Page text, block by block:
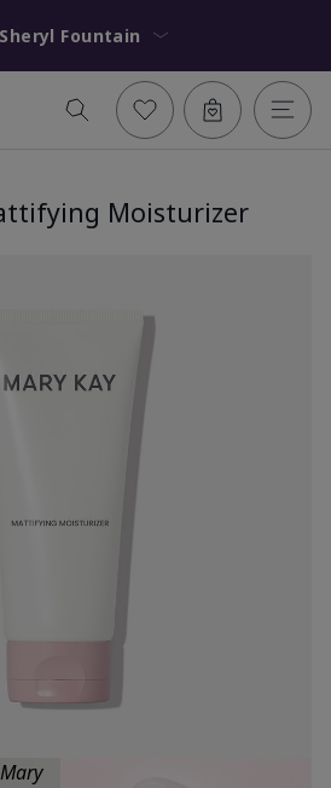
Sheryl Fountain
Moisturizer